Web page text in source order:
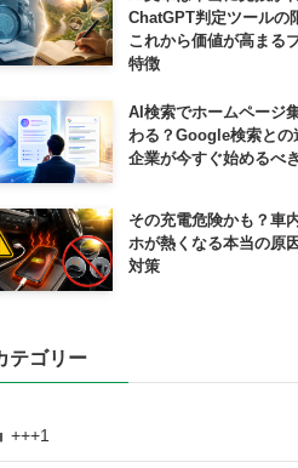
ChatGPT判定ツールの
これから価値が高まる
特徴
AI検索でホームページ
わる？Google検索との
企業が今すぐ始めるべ
その充電危険かも？車
ホが熱くなる本当の原
対策
テゴリー
+++1